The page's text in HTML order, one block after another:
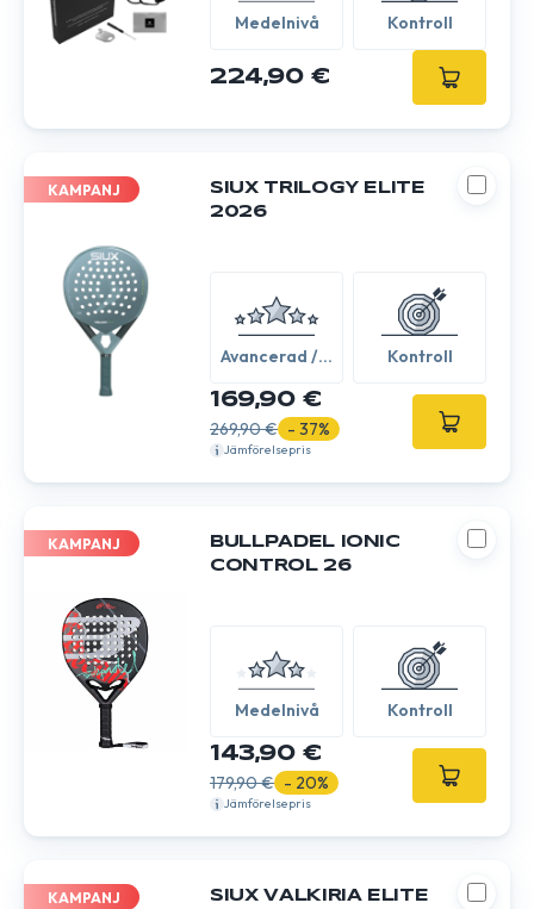
Medelnivå Kontroll
224,90 €
KAMPANJ
SIUX TRILOGY ELITE
2026
Avancerad /
Kontroll
169,90 €
269,90 € - 37%
Jämförelsepris
KAMPANJ
BULLPADEL IONIC
CONTROL 26
Medelnivå Kontroll
143,90 €
179,90 € - 20%
Jämförelsepris
KAMPANJ
SIUX VALKIRIA ELITE